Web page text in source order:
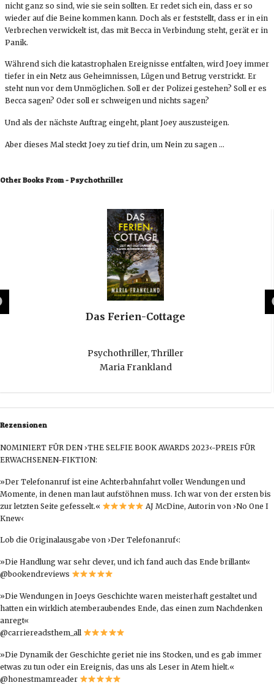
nicht ganz so sind, wie sie sein sollten. Er redet sich ein, dass er so
wieder auf die Beine kommen kann. Doch als er feststellt, dass er in ein
Verbrechen verwickelt ist, das mit Becca in Verbindung steht, gerät er in
Panik.
Während sich die katastrophalen Ereignisse entfalten, wird Joey immer
tiefer in ein Netz aus Geheimnissen, Lügen und Betrug verstrickt. Er
steht nun vor dem Unmöglichen. Soll er der Polizei gestehen? Soll er es
Becca sagen? Oder soll er schweigen und nichts sagen?
Und als der nächste Auftrag eingeht, plant Joey auszusteigen.
Aber dieses Mal steckt Joey zu tief drin, um Nein zu sagen …
Other Books From - Psychothriller
Das Ferien-Cottage
Psychothriller,Thriller
Maria Frankland
Rezensionen
NOMINIERT FÜR DEN ›THE SELFIE BOOK AWARDS 2023‹-PREIS FÜR
ERWACHSENEN-FIKTION:
»Der Telefonanruf ist eine Achterbahnfahrt voller Wendungen und
Momente, in denen man laut aufstöhnen muss. Ich war von der ersten bis
zur letzten Seite gefesselt.«
AJ McDine, Autorin von ›No One I
Knew‹
Lob die Originalausgabe von ›Der Telefonanruf‹:
»Die Handlung war sehr clever, und ich fand auch das Ende brillant«
@bookendreviews
»Die Wendungen in Joeys Geschichte waren meisterhaft gestaltet und
hatten ein wirklich atemberaubendes Ende, das einen zum Nachdenken
anregt«
@carriereadsthem_all
»Die Dynamik der Geschichte geriet nie ins Stocken, und es gab immer
etwas zu tun oder ein Ereignis, das uns als Leser in Atem hielt.«
@honestmamreader